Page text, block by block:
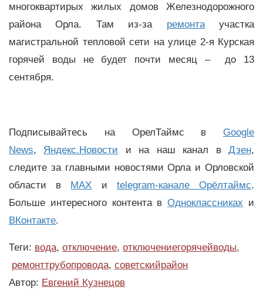
многоквартирых жилых домов Железнодорожного
района Орла. Там из-за ремонтаучастка
магистральной тепловой сети на улице 2-я Курская
горячей воды не будет почти месяц – до 13
сентября.
Подписывайтесь на ОрелТаймс в Google
News, Яндекс.Новости и на наш канал вДзен,
следите за главными новостями Орла и Орловской
области в MAX и telegram-канале Орёлтаймс.
Больше интересного контента вОдноклассниках и
ВКонтакте.
Теги: вода, отключение, отключениегорячейводы,
ремонттрубопровода, советскийрайон
Автор: Евгений Кузнецов